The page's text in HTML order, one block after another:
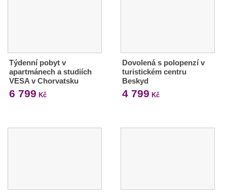
Týdenní pobyt v
apartmánech a studiích
VESA v Chorvatsku
6 799 Kč
Dovolená s polopenzí v
turistickém centru
Beskyd
4 799 Kč